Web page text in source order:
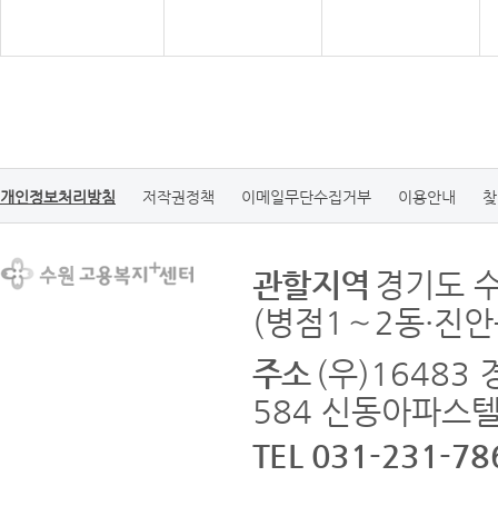
개인정보처리방침 저작권정책 이메일무단수집거부 이용안내
관할지역 경기도
(병점1∼2동·진안
주소 (우)16483
584 신동아파스
TEL 031-231-